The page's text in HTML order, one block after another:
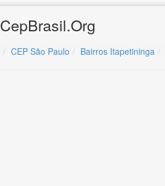
CepBrasil.Org
CEP São Paulo Bairros Itapetininga